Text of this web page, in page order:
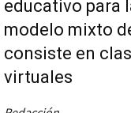
educativo para
modelo mixto
consiste en
virtuales